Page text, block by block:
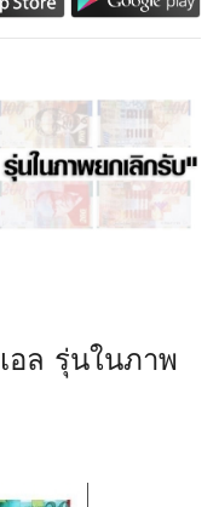
อล รุ่นในภาพ